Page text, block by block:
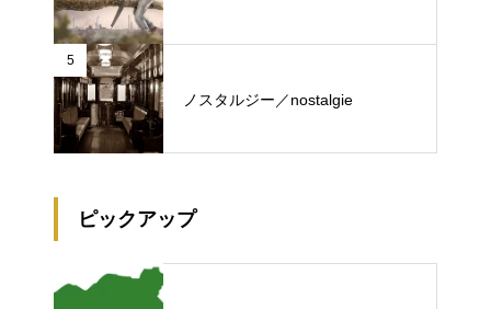
5
ノスタルジー／nostalgie
ピックアップ